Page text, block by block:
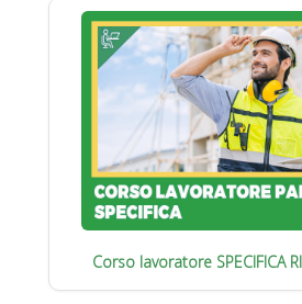
Corso lavoratore SPECIFICA